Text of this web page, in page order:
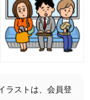
ラストは、会員登